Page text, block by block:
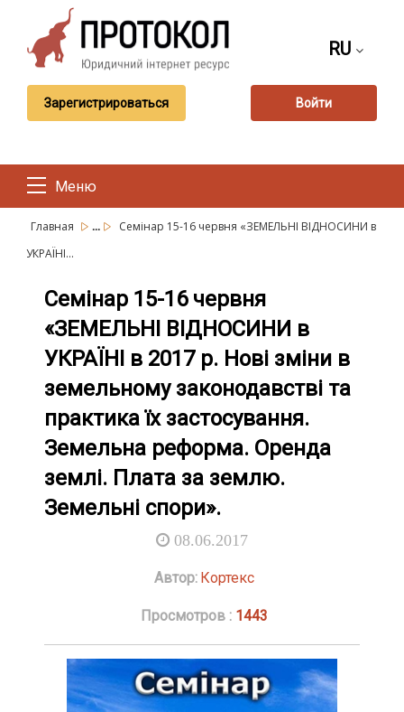
RU
Зарегистрироваться Войти
Меню
Главная ...
Семінар 15-16 червня «ЗЕМЕЛЬНІ ВІДНОСИНИ в
УКРАЇНІ...
Семінар 15-16 червня
«ЗЕМЕЛЬНІ ВІДНОСИНИ в
УКРАЇНІ в 2017 р. Нові зміни в
земельному законодавстві та
практика їх застосування.
Земельна реформа. Оренда
землі. Плата за землю.
Земельні спори».
08.06.2017
Автор: Кортекс
Просмотров : 1443